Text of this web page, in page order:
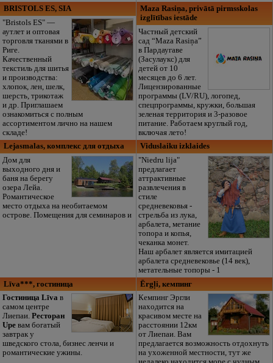
BRISTOLS ES, SIA
"Bristols ES" —
аутлет и оптовая
торговля тканями в
Риге.
Качественный
текстиль для шитья
и производства:
хлопок, лен, шелк,
шерсть, трикотаж
и др. Приглашаем
ознакомиться с полным
ассортиментом лично на нашем
складе!
Maza Rasiņa, privātā pirmsskolas
izglītības iestāde
Частный детский
сад “Maza Rasiņa”
в Пардаугаве
(Засулаукс) для
детей от 10
месяцев до 6 лет.
Лицензированные
программы (LV/RU), логопед,
спецпрограммы, кружки, большая
зеленая территория и 3-разовое
питание. Работаем круглый год,
включая лето!
Lejasmalas, комплекс для отдыха
Дом для
выходного дня и
баня на берегу
озера Лейа.
Романтическое
место отдыха на необитаемом
острове. Помещения для семинаров и
Viduslaiku izklaides
"Niedru lija"
предлагает
аттрактивные
развлечения в
стиле
средневековья -
стрельба из лука,
арбалета, метание
топора и копья,
чеканка монет.
Наш арбалет является имитацией
арбалета средневековье (14 век),
метательные топоры - 1
Līva***, гостиница
Гостиница Līva в
самом центре
Лиепаи. Ресторан
Upeвам богатый
завтрак у
шведского стола, бизнес ленчи и
романтические ужины.
Ērgļi, кемпинг
Кемпинг Эргли
находится на
красивом месте на
расстоянии 12км
от Лиепаи. Вам
предлагается возможность отдохнуть
на ухоженной местности, тут же